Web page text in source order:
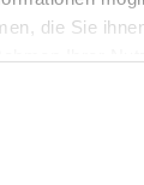
die Sie